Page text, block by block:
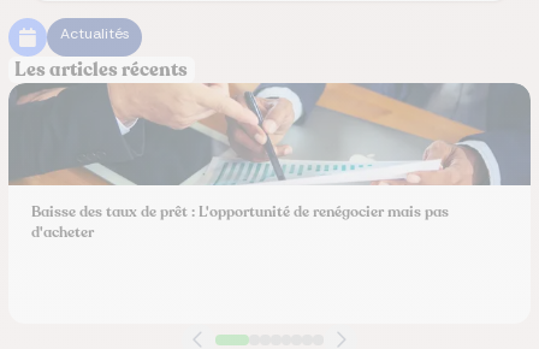
Actualités
Les articles récents
Baisse des taux de prêt : L'opportunité de renégocier mais pas
d'acheter